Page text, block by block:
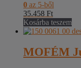
0 az 5-ből
35.458 Ft
Kosárba teszem
MOFÉM